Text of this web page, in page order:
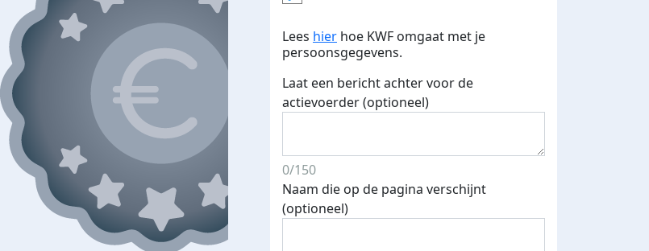
Lees hier hoe KWF omgaat met je
persoonsgegevens.
Laat een bericht achter voor de
actievoerder (optioneel)
0/150
Naam die op de pagina verschijnt
(optioneel)